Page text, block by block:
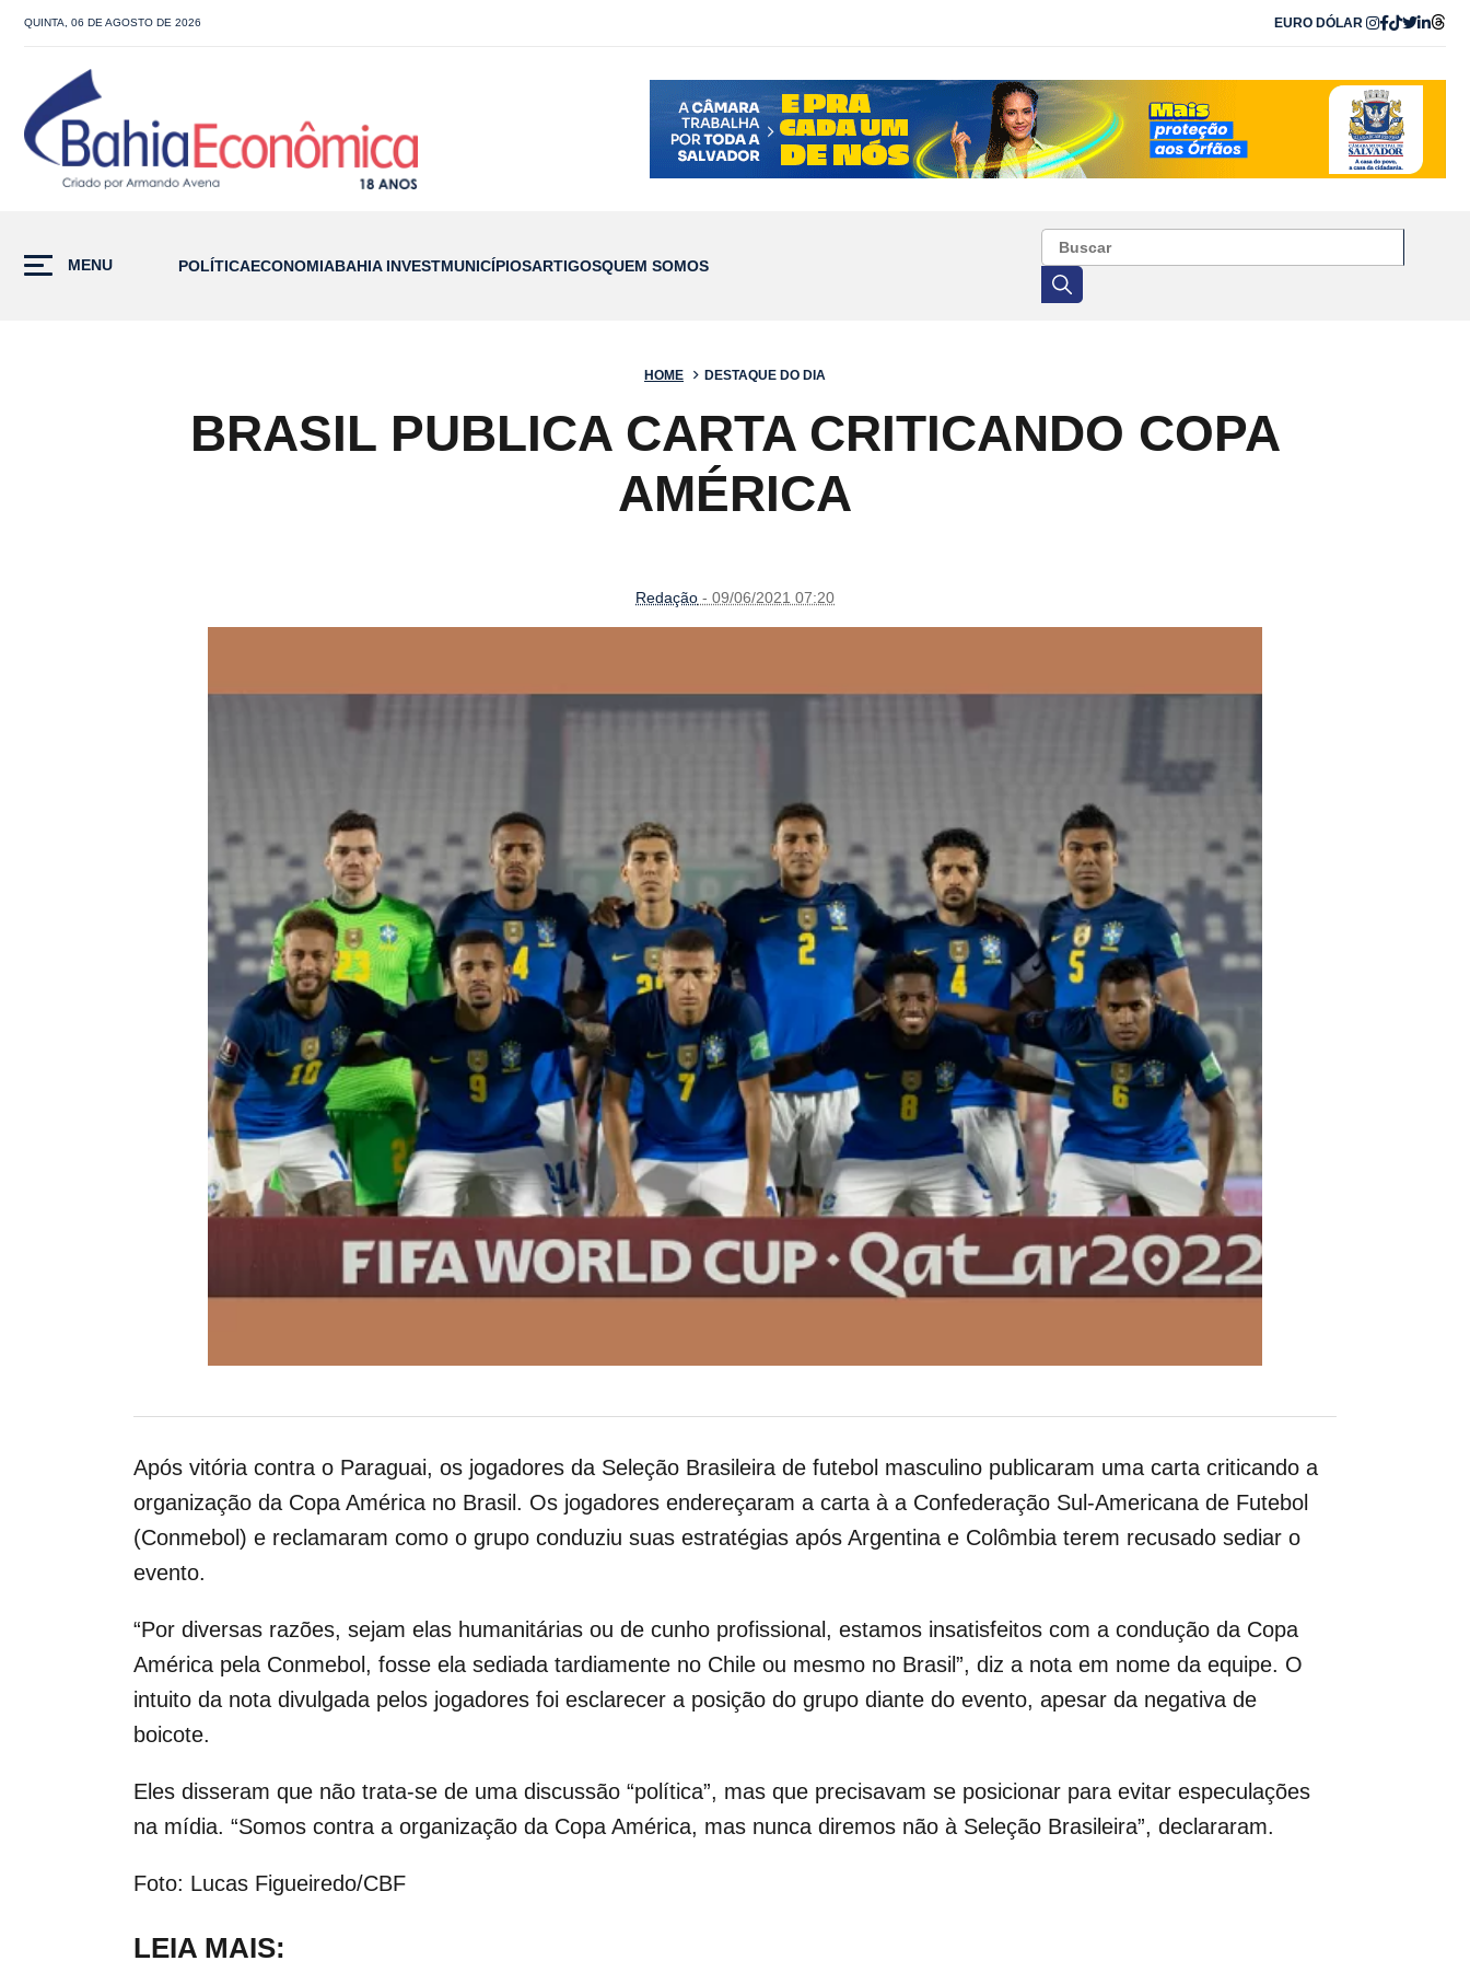
QUINTA, 06 DE AGOSTO DE 2026 EURO DÓLAR
MENU POLÍTICAECONOMIABAHIA INVESTMUNICÍPIOSARTIGOSQUEM SOMOS
HOME DESTAQUE DO DIA
BRASIL PUBLICA CARTA CRITICANDO COPA
AMÉRICA
Redação - 09/06/2021 07:20
Após vitória contra o Paraguai, os jogadores da Seleção Brasileira de futebol masculino publicaram uma carta criticando a
organização da Copa América no Brasil. Os jogadores endereçaram a carta à a Confederação Sul-Americana de Futebol
(Conmebol) e reclamaram como o grupo conduziu suas estratégias após Argentina e Colômbia terem recusado sediar o
evento.
“Por diversas razões, sejam elas humanitárias ou de cunho profissional, estamos insatisfeitos com a condução da Copa
América pela Conmebol, fosse ela sediada tardiamente no Chile ou mesmo no Brasil”, diz a nota em nome da equipe. O
intuito da nota divulgada pelos jogadores foi esclarecer a posição do grupo diante do evento, apesar da negativa de
boicote.
Eles disseram que não trata-se de uma discussão “política”, mas que precisavam se posicionar para evitar especulações
na mídia. “Somos contra a organização da Copa América, mas nunca diremos não à Seleção Brasileira”, declararam.
Foto: Lucas Figueiredo/CBF
LEIA MAIS: